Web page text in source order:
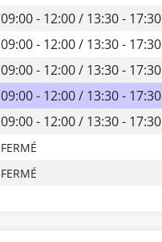
09:00 - 12:00 / 13:30 - 17:30
09:00 - 12:00 / 13:30 - 17:30
09:00 - 12:00 / 13:30 - 17:30
09:00 - 12:00 / 13:30 - 17:30
09:00 - 12:00 / 13:30 - 17:30
FERMÉ
FERMÉ